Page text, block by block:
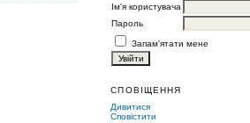
Ім'я користувача
Пароль
Запам'ятати мене
СПОВІЩЕННЯ
Дивитися
Сповістити